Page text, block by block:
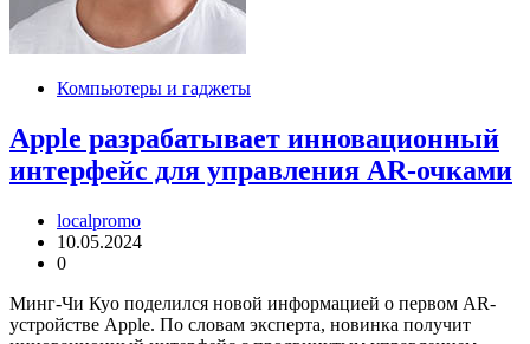
Компьютеры и гаджеты
Apple разрабатывает инновационный
интерфейс для управления AR-очками
localpromo
10.05.2024
0
Минг-Чи Куо поделился новой информацией о первом AR-
устройстве Apple. По словам эксперта, новинка получит